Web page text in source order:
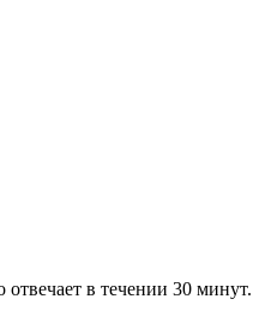
в течении 30 минут.